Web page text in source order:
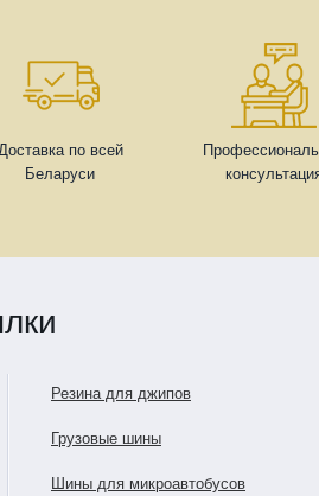
по всей
Беларуси
Резина для джипов
Грузовые шины
Шины для микроавтобусов